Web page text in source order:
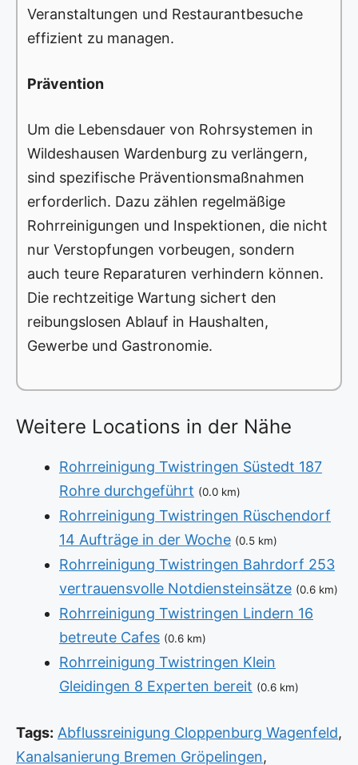
Veranstaltungen und Restaurantbesuche
effizient zu managen.
Prävention
Um die Lebensdauer von Rohrsystemen in
Wildeshausen Wardenburg zu verlängern,
sind spezifische Präventionsmaßnahmen
erforderlich. Dazu zählen regelmäßige
Rohrreinigungen und Inspektionen, die nicht
nur Verstopfungen vorbeugen, sondern
auch teure Reparaturen verhindern können.
Die rechtzeitige Wartung sichert den
reibungslosen Ablauf in Haushalten,
Gewerbe und Gastronomie.
Weitere Locations in der Nähe
Rohrreinigung Twistringen Süstedt 187
Rohre durchgeführt (0.0 km)
Rohrreinigung Twistringen Rüschendorf
14 Aufträge in der Woche (0.5 km)
Rohrreinigung Twistringen Bahrdorf 253
vertrauensvolle Notdiensteinsätze (0.6 km)
Rohrreinigung Twistringen Lindern 16
betreute Cafes (0.6 km)
Rohrreinigung Twistringen Klein
Gleidingen 8 Experten bereit (0.6 km)
Tags: Abflussreinigung Cloppenburg Wagenfeld,
Kanalsanierung Bremen Gröpelingen,